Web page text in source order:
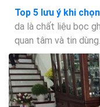
Top 5 lưu ý khi
da là chất liệu bọc
quan tâm và tin